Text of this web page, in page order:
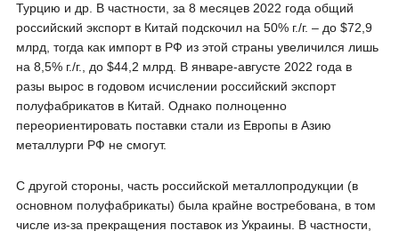
Турцию и др. В частности, за 8 месяцев 2022 года общий
российский экспорт в Китай подскочил на 50% г./г. – до $72,9
млрд, тогда как импорт в РФ из этой страны увеличился лишь
на 8,5% г./г., до $44,2 млрд. В январе-августе 2022 года в
разы вырос в годовом исчислении российский экспорт
полуфабрикатов в Китай. Однако полноценно
переориентировать поставки стали из Европы в Азию
металлурги РФ не смогут.
С другой стороны, часть российской металлопродукции (в
основном полуфабрикаты) была крайне востребована, в том
числе из-за прекращения поставок из Украины. В частности,